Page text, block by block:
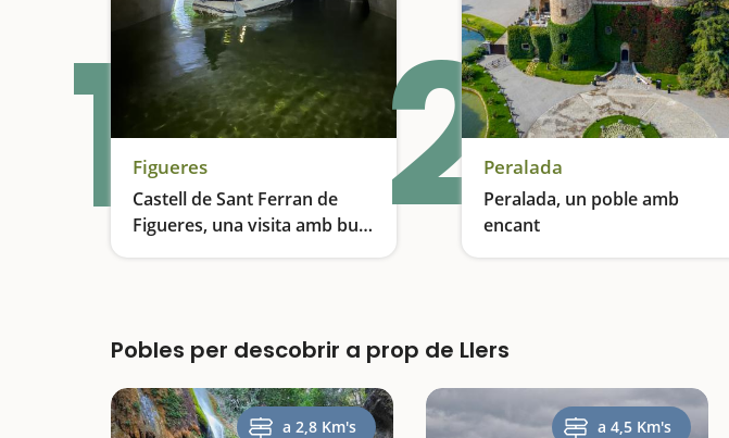
1Figueres
Castell de Sant Ferran de
Figueres, una visita amb bus
Una experiència per viure la història en família 2Peralada
Peralada, un poble amb
encant
Un passat d'esplendor
Pobles per descobrir a prop de Llers
a 2,8 Km's a 4,5 Km's